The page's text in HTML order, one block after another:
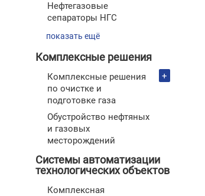
Нефтегазовые
сепараторы НГС
показать ещё
Комплексные решения
Комплексные решения
по очистке и
подготовке газа
+
Обустройство нефтяных
и газовых
месторождений
Системы автоматизации
технологических объектов
Комплексная